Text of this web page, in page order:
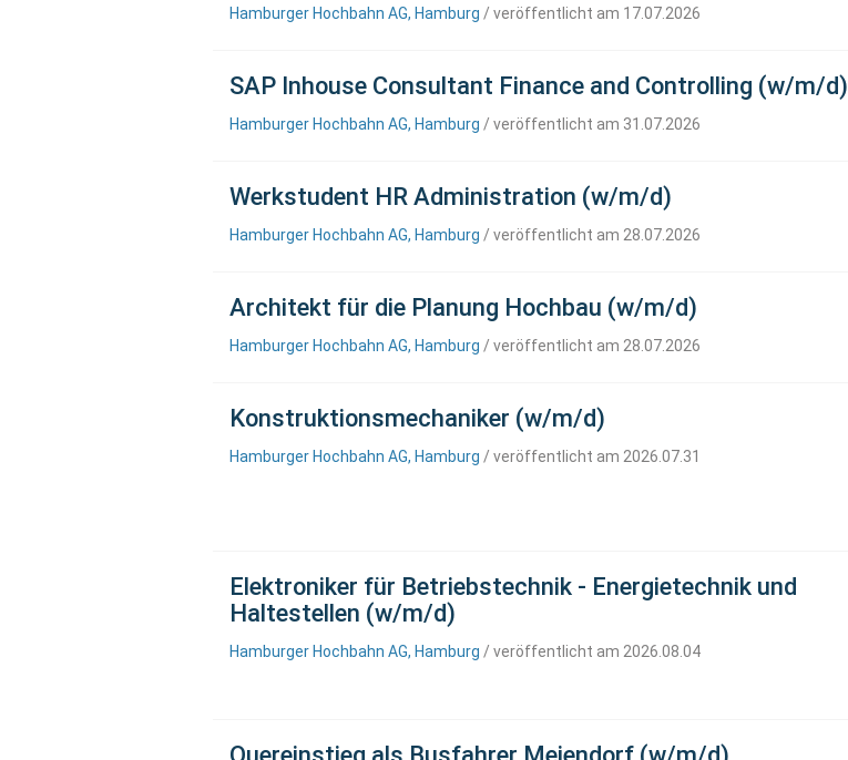
Hamburger Hochbahn AG, Hamburg / veröffentlicht am 17.07.2026
SAP Inhouse Consultant Finance and Controlling (w/m/d)
Hamburger Hochbahn AG, Hamburg / veröffentlicht am 31.07.2026
Werkstudent HR Administration (w/m/d)
Hamburger Hochbahn AG, Hamburg / veröffentlicht am 28.07.2026
Architekt für die Planung Hochbau (w/m/d)
Hamburger Hochbahn AG, Hamburg / veröffentlicht am 28.07.2026
Konstruktionsmechaniker (w/m/d)
Hamburger Hochbahn AG, Hamburg / veröffentlicht am 2026.07.31
Elektroniker für Betriebstechnik - Energietechnik und
Haltestellen (w/m/d)
Hamburger Hochbahn AG, Hamburg / veröffentlicht am 2026.08.04